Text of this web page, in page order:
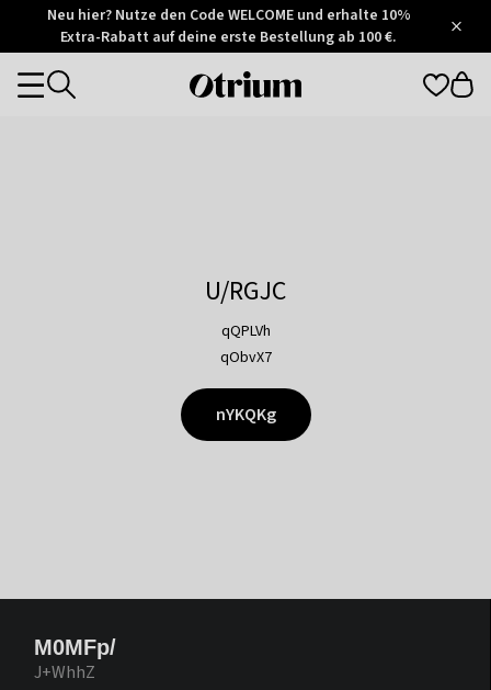
Otrium
Trustpilot
Neu hier? Nutze den Code WELCOME und erhalte 10%
Extra-Rabatt auf deine erste Bestellung ab 100 €.
Otrium
Categories
U/RGJC
qQPLVh
qObvX7
nYKQKg
M0MFp/
J+WhhZ